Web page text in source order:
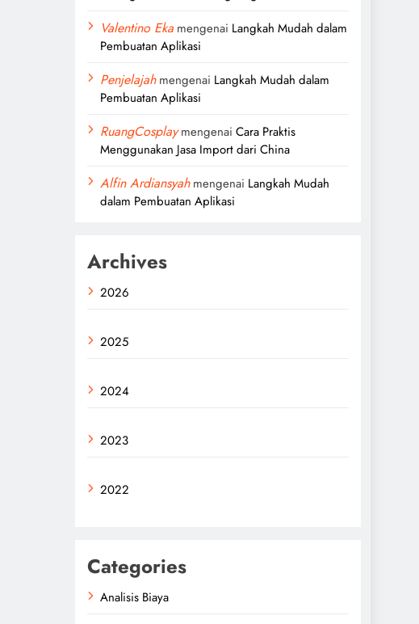
Valentino Eka mengenai Langkah Mudah dalam
Pembuatan Aplikasi
Penjelajahmengenai Langkah Mudah dalam
Pembuatan Aplikasi
RuangCosplaymengenai Cara Praktis
Menggunakan Jasa Import dari China
Alfin Ardiansyahmengenai Langkah Mudah
dalam Pembuatan Aplikasi
Archives
2026
2025
2024
2023
2022
Categories
Analisis Biaya